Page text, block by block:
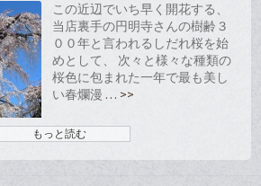
この近辺でいち早く開花する、
当店裏手の円明寺さんの樹齢３
００年と言われるしだれ桜を始
めとして、 次々と様々な種類の
桜色に包まれた一年で最も美し
い春爛漫 … >>
もっと読む